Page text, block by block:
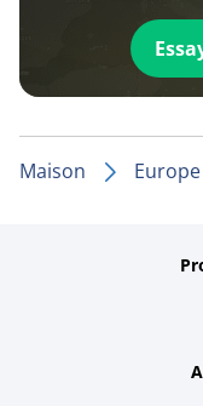
Maison Europe